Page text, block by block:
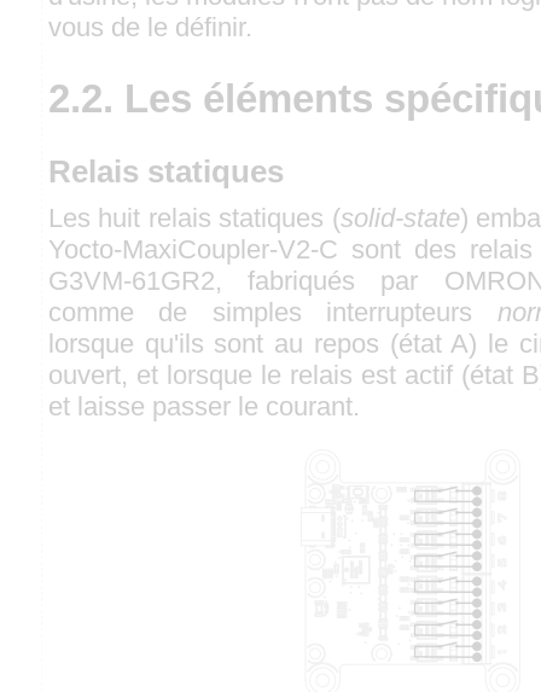
vous de le définir.
2.2. Les éléments
Relais statiques
Les huit relais statiques (solid-state)
Yocto-MaxiCoupler-V2-C sont des
G3VM-61GR2, fabriqués par
comme de simples interrupteurs
lorsque qu'ils sont au repos (état A) le
ouvert, et lorsque le relais est actif (état
et laisse passer le courant.